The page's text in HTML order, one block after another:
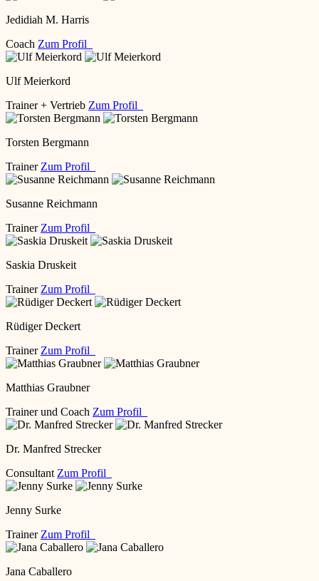
Jedidiah M. Harris
Coach Zum Profil
Ulf Meierkord
Trainer + Vertrieb Zum Profil
Torsten Bergmann
Trainer Zum Profil
Susanne Reichmann
Trainer Zum Profil
Saskia Druskeit
Trainer Zum Profil
Rüdiger Deckert
Trainer Zum Profil
Matthias Graubner
Trainer und Coach Zum Profil
Dr. Manfred Strecker
Consultant Zum Profil
Jenny Surke
Trainer Zum Profil
Jana Caballero